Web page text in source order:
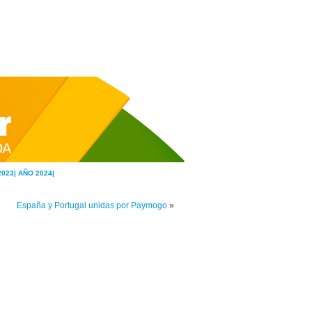
AÑO 2024|
España y Portugal unidas por Paymogo »